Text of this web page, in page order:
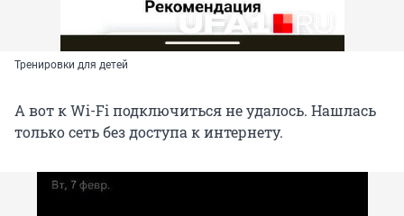
Тренировки для детей
А вот к Wi-Fi подключиться не удалось. Нашлась
только сеть без доступа к интернету.